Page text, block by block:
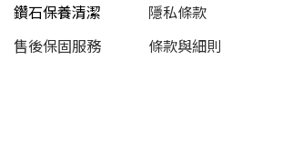
鑽石保養清潔
隱私條款
售後保固服務
條款與細則